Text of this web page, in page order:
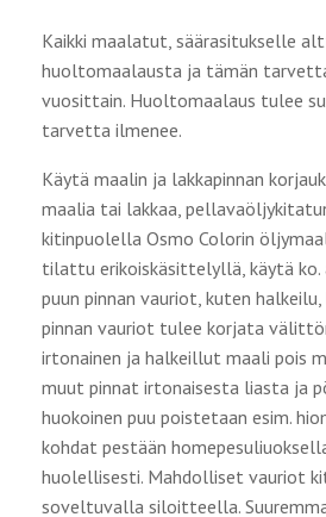
Kaikki maalatut, säärasitukselle
huoltomaalausta ja tämän
vuosittain. Huoltomaalaus tulee
tarvetta ilmenee.
Käytä maalin ja lakkapinnan
maalia tai lakkaa,
kitinpuolella Osmo Colorin
tilattu erikoiskäsittelyllä, käytä ko.
puun pinnan vauriot, kuten
pinnan vauriot tulee korjata
irtonainen ja halkeillut maali pois
muut pinnat irtonaisesta liasta ja
huokoinen puu poistetaan esim.
kohdat pestään
huolellisesti. Mahdolliset vauriot
soveltuvalla siloitteella.